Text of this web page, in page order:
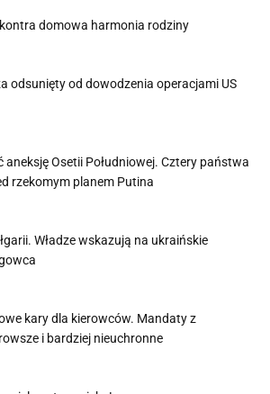
domowa harmonia rodziny
odsunięty od dowodzenia operacjami US
aneksję Osetii Południowej. Cztery państwa
rzekomym planem Putina
Władze wskazują na ukraińskie
kary dla kierowców. Mandaty z
i bardziej nieuchronne